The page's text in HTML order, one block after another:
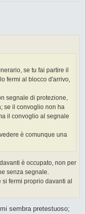
se tu fai partire il
fermi al blocco d'arrivo,
segnale di protezione,
se il convoglio non ha
il convoglio al segnale
è comunque una
è occupato, non per
senza segnale.
fermi proprio davanti al
sembra pretestuoso;